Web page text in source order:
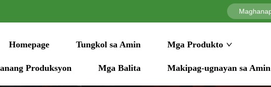
Homepage Tungkol sa Amin Mga Produkto
Produksyon Mga Balita Makipag-ugnayan sa Amin